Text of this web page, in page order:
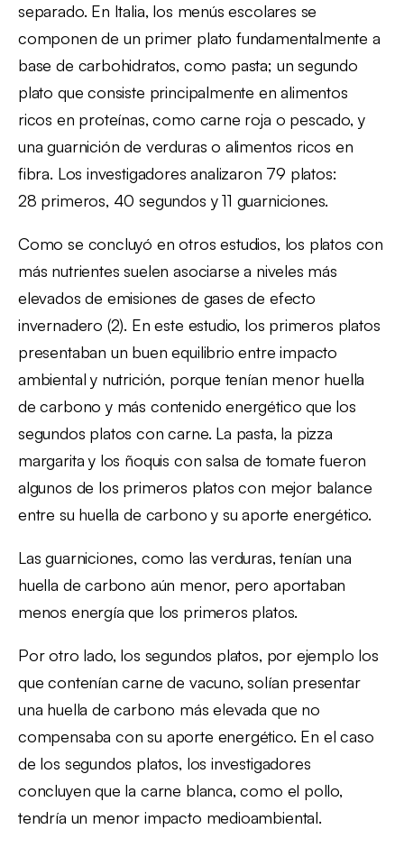
separado. En Italia, los menús escolares se
componen de un primer plato fundamentalmente a
base de carbohidratos, como pasta; un segundo
plato que consiste principalmente en alimentos
ricos en proteínas, como carne roja o pescado, y
una guarnición de verduras o alimentos ricos en
fibra. Los investigadores analizaron 79 platos:
28 primeros, 40 segundos y 11 guarniciones.
Como se concluyó en otros estudios, los platos con
más nutrientes suelen asociarse a niveles más
elevados de emisiones de gases de efecto
invernadero (2). En este estudio, los primeros platos
presentaban un buen equilibrio entre impacto
ambiental y nutrición, porque tenían menor huella
de carbono y más contenido energético que los
segundos platos con carne. La pasta, la pizza
margarita y los ñoquis con salsa de tomate fueron
algunos de los primeros platos con mejor balance
entre su huella de carbono y su aporte energético.
Las guarniciones, como las verduras, tenían una
huella de carbono aún menor, pero aportaban
menos energía que los primeros platos.
Por otro lado, los segundos platos, por ejemplo los
que contenían carne de vacuno, solían presentar
una huella de carbono más elevada que no
compensaba con su aporte energético. En el caso
de los segundos platos, los investigadores
concluyen que la carne blanca, como el pollo,
tendría un menor impacto medioambiental.